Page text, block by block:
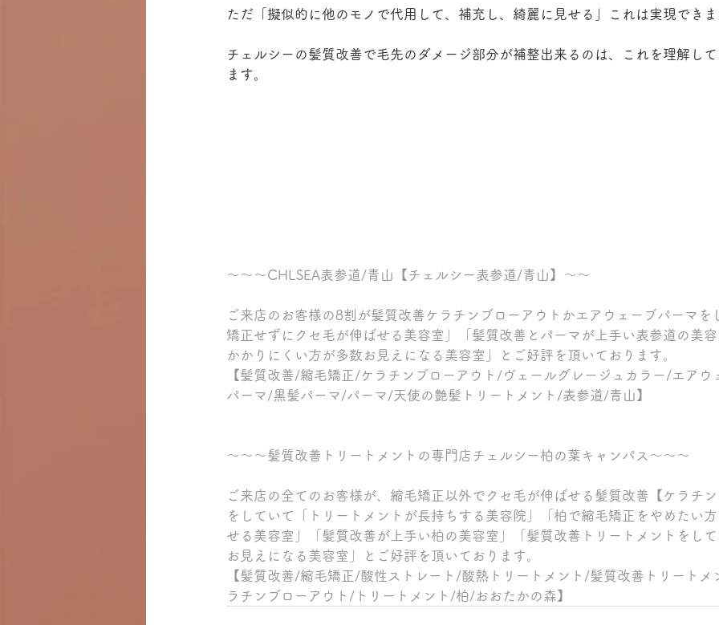
ただ「擬似的に他のモノで代用して、補充し、綺麗に見せる」これは実現でき
チェルシーの髪質改善で毛先のダメージ部分が補整出来るのは、これを理解し
ます。
～～～CHLSEA表参道/青山【チェルシー表参道/青山】～～
ご来店のお客様の8割が髪質改善ケラチンブローアウトかエアウェーブパーマを
矯正せずにクセ毛が伸ばせる美容室」「髪質改善とパーマが上手い表参道の美
かかりにくい方が多数お見えになる美容室」とご好評を頂いております。
【髪質改善/縮毛矯正/ケラチンブローアウト/ヴェールグレージュカラー/エアウ
パーマ/黒髪パーマ/パーマ/天使の艶髪トリートメント/表参道/青山】
～～～髪質改善トリートメントの専門店チェルシー柏の葉キャンパス～～～
ご来店の全てのお客様が、縮毛矯正以外でクセ毛が伸ばせる髪質改善【ケラチ
をしていて「トリートメントが長持ちする美容院」「柏で縮毛矯正をやめたい
せる美容室」「髪質改善が上手い柏の美容室」「髪質改善トリートメントをし
お見えになる美容室」とご好評を頂いております。
【髪質改善/縮毛矯正/酸性ストレート/酸熱トリートメント/髪質改善トリートメ
ラチンブローアウト/トリートメント/柏/おおたかの森】